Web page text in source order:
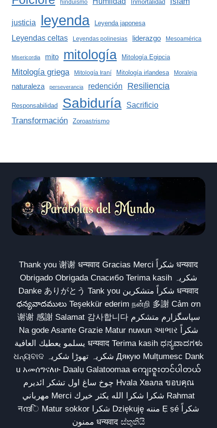
hinduismo Inmortalidad
justicia leyenda Leyenda japonesa
Leyendas celtas Leyendas polinesias liderazgo Mesoamérica
Misericordia mito mitología Mitología Egipcia
Mitología griega Mitología Iraní Mitología irlandesa Moraleja
naturaleza perseverancia redención Resiliencia
Responsabilidad Sabiduría Sacrificio
Transformación Zoroastrismo
Thank you 谢谢 धन्यवाद Gracias Merci شكراً धन्यवाद
Obrigado Obrigada Спасибо Terima kasih شکریہ
Danke ありがとう Tank you شكراً متشكرين धन्यवाद
ధన్యవాదములు Teşekkür ederim நன்றி 多謝 Cảm ơn
谢谢 感謝 Salamat 감사합니다 سپاسگزارم متشکرم
Na gode Asante Grazie Matur nuwun આભાર شكراً
يسلمو يعطيك العافية धन्यवाद Terima kasih ಧನ್ಯವಾದಗಳು
ଧନ୍ୟବାଦ شکریہ تھوڑا شکریہ Дякую Mulțumesc Dank
u አመሰግናለሁ Daalụ Galatoomaa ကျေးဇူးတင်ပါတယ်
چوخ ساغ اول تشکر ائدیرم Hvala Хвала ขอบคุณ
مهرباني Merci شكرا شكرا الله يكثر خيرك Rahmat
नന്ദि Matur sokkor شكرا Dziękuję مننه Ẹ ṣé شكراً
ممنون धन्यवाद ස්තුතියි